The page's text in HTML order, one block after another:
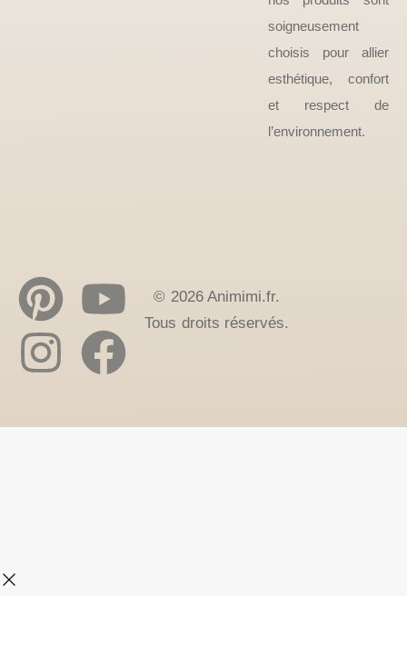
soigneusement
choisis pour allier
esthétique, confort
et respect de
l’environnement.
© 2026 Animimi.fr.
Tous droits réservés.